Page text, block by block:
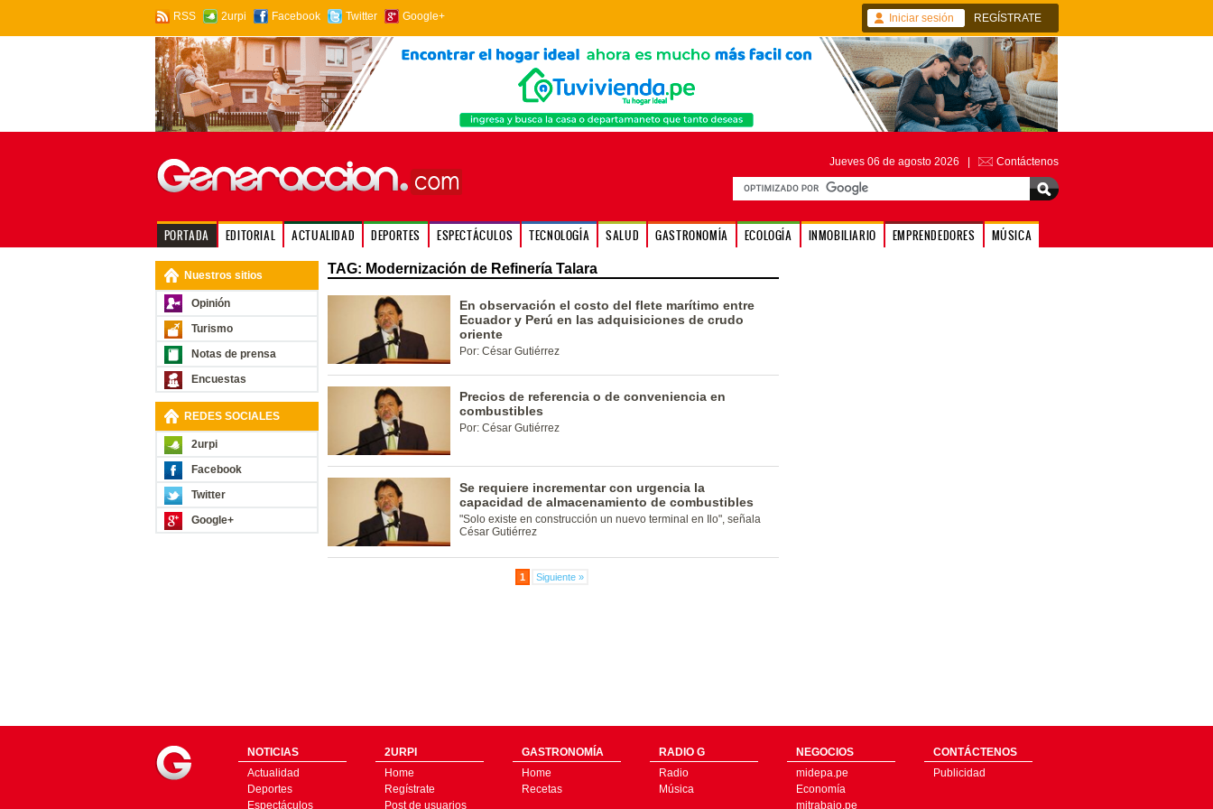
RSS 2urpi Facebook Twitter Google+ Iniciar sesión REGÍSTRATE
Jueves 06 de agosto 2026 | Contáctenos
PORTADA EDITORIAL ACTUALIDAD DEPORTES ESPECTÁCULOS TECNOLOGÍA SALUD GASTRONOMÍA ECOLOGÍA INMOBILIARIO EMPRENDEDORES MÚSICA
Nuestros sitios
Opinión
Turismo
Notas de prensa
Encuestas
REDES SOCIALES
2urpi
Facebook
Twitter
Google+
TAG: Modernización de Refinería Talara
En observación el costo del flete marítimo entre
Ecuador y Perú en las adquisiciones de crudo
oriente
Por: César Gutiérrez
Precios de referencia o de conveniencia en
combustibles
Por: César Gutiérrez
Se requiere incrementar con urgencia la
capacidad de almacenamiento de combustibles
"Solo existe en construcción un nuevo terminal en Ilo", señala
César Gutiérrez
1 Siguiente »
NOTICIAS
Actualidad
Deportes
Espectáculos
2URPI
Home
Regístrate
Post de usuarios
GASTRONOMÍA
Home
Recetas
RADIO G
Radio
Música
NEGOCIOS
midepa.pe
Economía
mitrabajo.pe
CONTÁCTENOS
Publicidad